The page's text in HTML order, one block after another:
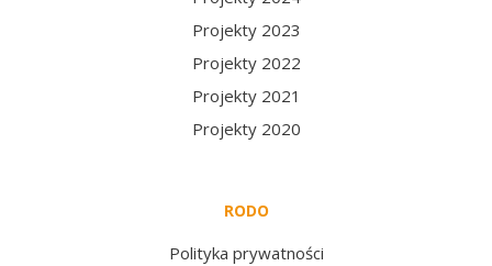
RODO
Projekty 2023
Projekty 2022
Projekty 2021
Projekty 2020
Polityka prywatności